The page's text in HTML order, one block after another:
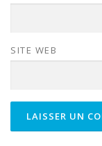
SITE WEB